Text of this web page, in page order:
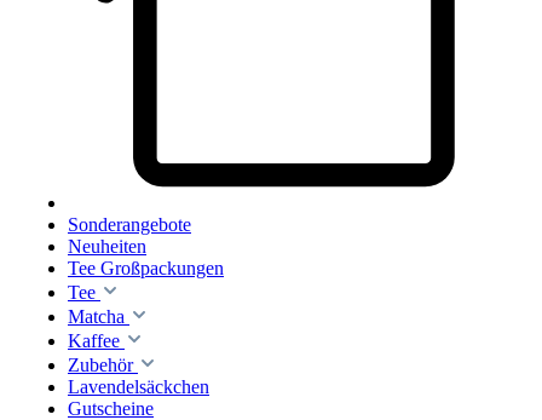
Sonderangebote
Neuheiten
Tee Großpackungen
Tee
Matcha
Kaffee
Zubehör
Lavendelsäckchen
Gutscheine